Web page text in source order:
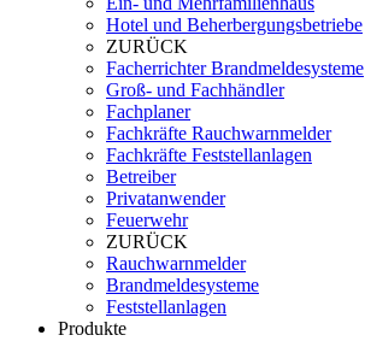
Hotel und Beherbergungsbetriebe
ZURÜCK
Facherrichter Brandmeldesysteme
Groß- und Fachhändler
Fachplaner
Fachkräfte Rauchwarnmelder
Fachkräfte Feststellanlagen
Betreiber
Privatanwender
Feuerwehr
ZURÜCK
Rauchwarnmelder
Brandmeldesysteme
Feststellanlagen
Produkte